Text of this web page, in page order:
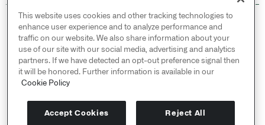
© 2026 Palantir Technologies Inc. All rights
reserved.
Cookies Statement ↗
Privacy Statement ↗
Terms of Use ↗
Do Not Sell or Share My Personal Information
This website uses cookies and other tracking technologies to
enhance user experience and to analyze performance and
traffic on our website. We also share information about your
use of our site with our social media, advertising and analytics
partners. If we have detected an opt-out preference signal then
it will be honored. Further information is available in our
Cookie Policy
Accept Cookies Reject All